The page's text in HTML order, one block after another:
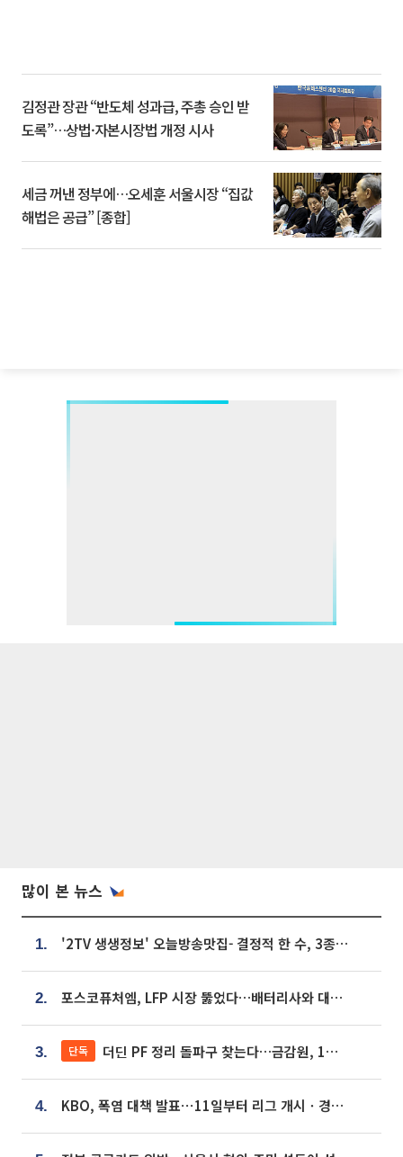
김정관 장관 “반도체 성과급, 주총 승인 받
도록”…상법·자본시장법 개정 시사
세금 꺼낸 정부에…오세훈 서울시장 “집값
해법은 공급” [종합]
많이 본 뉴스
1. '2TV 생생정보' 오늘방송맛집- 결정적 한 수, 3종 메밀면! 메밀 소바 맛집 '의○○○○'
2. 포스코퓨처엠, LFP 시장 뚫었다…배터리사와 대규모 장기 공급 합의
3. 단독 더딘 PF 정리 돌파구 찾는다…금감원, 1년 반 만에 매각설명회 재개
4. KBO, 폭염 대책 발표⋯11일부터 리그 개시ㆍ경기 오후 7시 시작